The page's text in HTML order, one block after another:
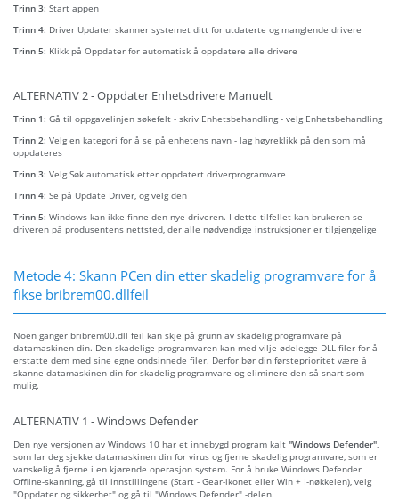
Trinn 3: Start appen
Trinn 4: Driver Updater skanner systemet ditt for utdaterte og manglende drivere
Trinn 5: Klikk på Oppdater for automatisk å oppdatere alle drivere
ALTERNATIV 2 - Oppdater Enhetsdrivere Manuelt
Trinn 1: Gå til oppgavelinjen søkefelt - skriv Enhetsbehandling - velg Enhetsbehandling
Trinn 2: Velg en kategori for å se på enhetens navn - lag høyreklikk på den som må
oppdateres
Trinn 3: Velg Søk automatisk etter oppdatert driverprogramvare
Trinn 4: Se på Update Driver, og velg den
Trinn 5: Windows kan ikke finne den nye driveren. I dette tilfellet kan brukeren se
driveren på produsentens nettsted, der alle nødvendige instruksjoner er tilgjengelige
Metode 4: Skann PCen din etter skadelig programvare for å
fikse bribrem00.dllfeil
Noen ganger bribrem00.dll feil kan skje på grunn av skadelig programvare på
datamaskinen din. Den skadelige programvaren kan med vilje ødelegge DLL-filer for å
erstatte dem med sine egne ondsinnede filer. Derfor bør din førsteprioritet være å
skanne datamaskinen din for skadelig programvare og eliminere den så snart som
mulig.
ALTERNATIV 1 - Windows Defender
Den nye versjonen av Windows 10 har et innebygd program kalt "Windows Defender"
som lar deg sjekke datamaskinen din for virus og fjerne skadelig programvare, som er
vanskelig å fjerne i en kjørende operasjon system. For å bruke Windows Defender
Offline-skanning, gå til innstillingene (Start - Gear-ikonet eller Win + I-nøkkelen), velg
"Oppdater og sikkerhet" og gå til "Windows Defender" -delen.